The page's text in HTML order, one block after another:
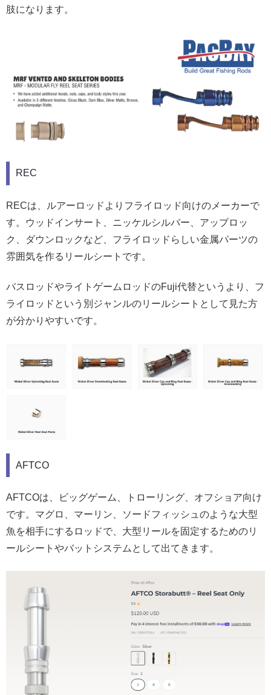
肢になります。
REC
RECは、ルアーロッドよりフライロッド向けのメーカーで
す。ウッドインサート、ニッケルシルバー、アップロッ
ク、ダウンロックなど、フライロッドらしい金属パーツの
雰囲気を作るリールシートです。
バスロッドやライトゲームロッドのFuji代替というより、フ
ライロッドという別ジャンルのリールシートとして見た方
が分かりやすいです。
AFTCO
AFTCOは、ビッグゲーム、トローリング、オフショア向け
です。マグロ、マーリン、ソードフィッシュのような大型
魚を相手にするロッドで、大型リールを固定するためのリ
ールシートやバットシステムとして出てきます。